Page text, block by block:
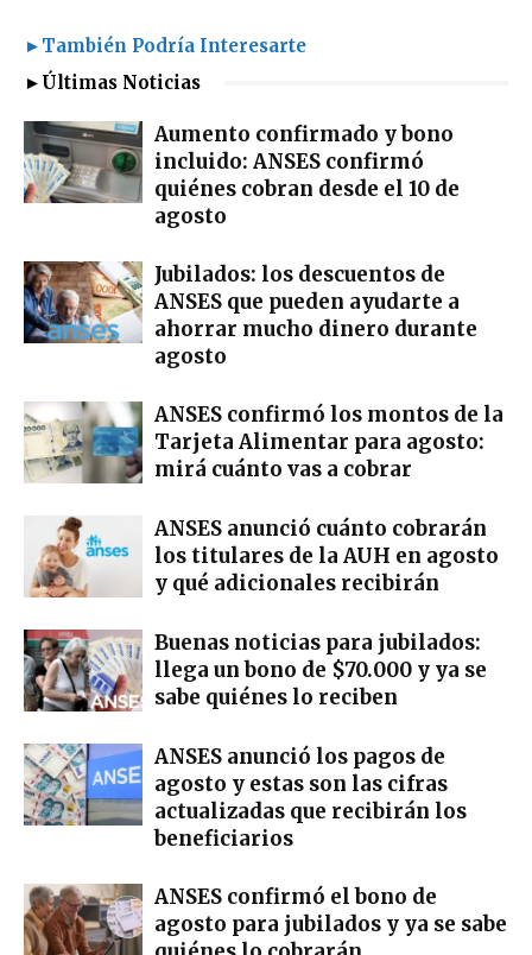
►También Podría Interesarte
►Últimas Noticias
Aumento confirmado y bono
incluido: ANSES confirmó
quiénes cobran desde el 10 de
agosto
Jubilados: los descuentos de
ANSES que pueden ayudarte a
ahorrar mucho dinero durante
agosto
ANSES confirmó los montos de la
Tarjeta Alimentar para agosto:
mirá cuánto vas a cobrar
ANSES anunció cuánto cobrarán
los titulares de la AUH en agosto
y qué adicionales recibirán
Buenas noticias para jubilados:
llega un bono de $70.000 y ya se
sabe quiénes lo reciben
ANSES anunció los pagos de
agosto y estas son las cifras
actualizadas que recibirán los
beneficiarios
ANSES confirmó el bono de
agosto para jubilados y ya se sabe